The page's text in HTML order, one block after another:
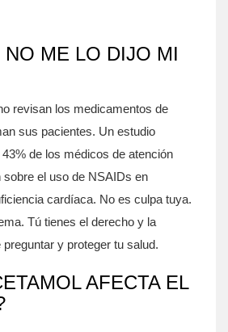
ME LO DIJO MI
revisan los medicamentos de
sus pacientes. Un estudio
de los médicos de atención
sobre el uso de NSAIDs en
cardíaca. No es culpa tuya.
Tú tienes el derecho y la
y proteger tu salud.
AFECTA EL